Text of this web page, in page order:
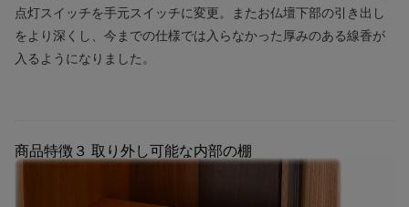
点灯スイッチを手元スイッチに変更。またお仏壇下部の引き出し
をより深くし、今までの仕様では入らなかった厚みのある線香が
入るようになりました。
商品特徴３ 取り外し可能な内部の棚